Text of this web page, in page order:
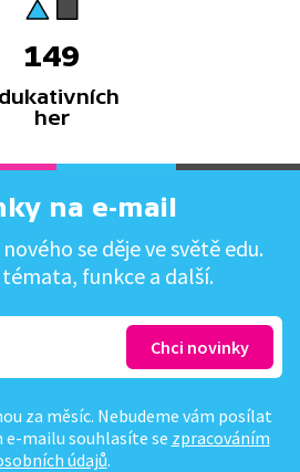
149
her
na e-mail
se děje ve světě edu.
funkce a další.
za měsíc. Nebudeme vám posílat
e-mailu souhlasíte se zpracováním
údajů.